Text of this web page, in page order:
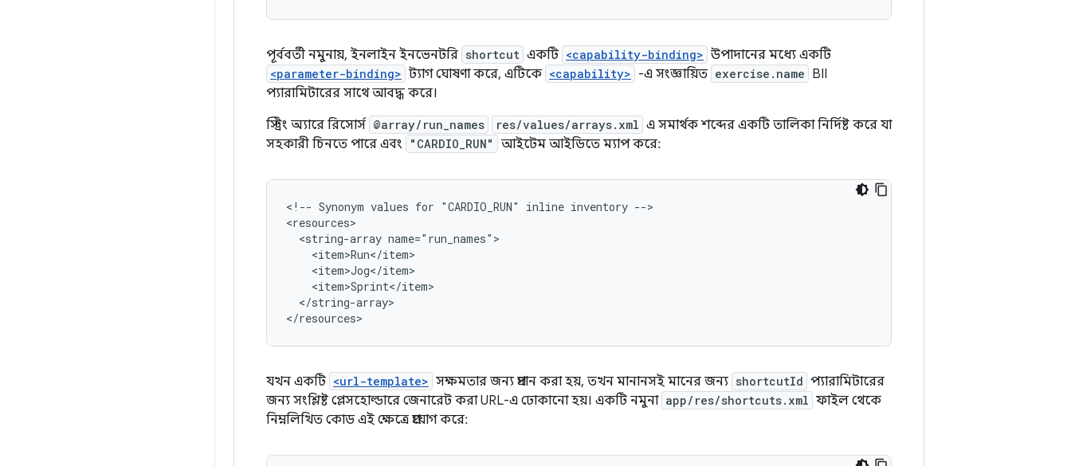
পূর্ববর্তী নমুনায়, ইনলাইন ইনভেনটরি shortcut একটি <capability-binding> উপাদানের মধ্যে একটি
<parameter-binding> ট্যাগ ঘোষণা করে, এটিকে <capability> -এ সংজ্ঞায়িত exercise.name BII
প্যারামিটারের সাথে আবদ্ধ করে।
স্ট্রিং অ্যারে রিসোর্স @array/run_names res/values/arrays.xml এ সমার্থক শব্দের একটি তালিকা নির্দিষ্ট করে যা
সহকারী চিনতে পারে এবং
"CARDIO_RUN" আইটেম আইডিতে ম্যাপ করে:
<!-- Synonym values for "CARDIO_RUN" inline inventory -->
<resources>
  <string-array name="run_names">
    <item>Run</item>
    <item>Jog</item>
    <item>Sprint</item>
  </string-array>
যখন একটি <url-template> সক্ষমতার জন্য প্রদান করা হয়, তখন মানানসই মানের জন্য shortcutId প্যারামিটারের
জন্য সংশ্লিষ্ট প্লেসহোল্ডারে জেনারেট করা URL-এ ঢোকানো হয়। একটি নমুনা app/res/shortcuts.xml ফাইল থেকে
নিম্নলিখিত কোড এই ক্ষেত্রে প্রয়োগ করে: